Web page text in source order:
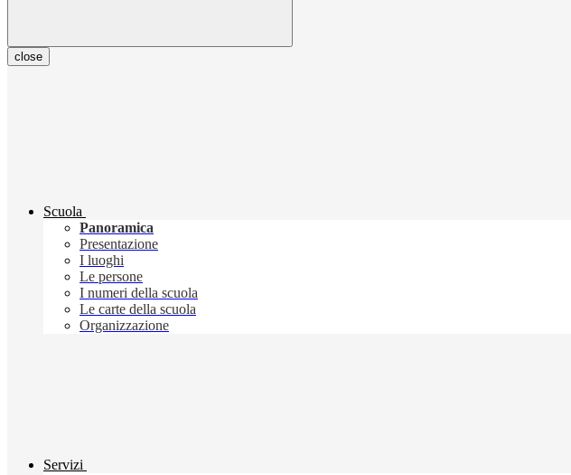
close
Scuola
Panoramica
Presentazione
I luoghi
Le persone
I numeri della scuola
Le carte della scuola
Organizzazione
Servizi